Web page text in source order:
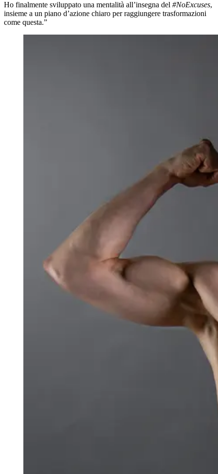
Ho finalmente sviluppato una mentalità all’insegna del #NoExcuses,
insieme a un piano d’azione chiaro per raggiungere trasformazioni
come questa.”